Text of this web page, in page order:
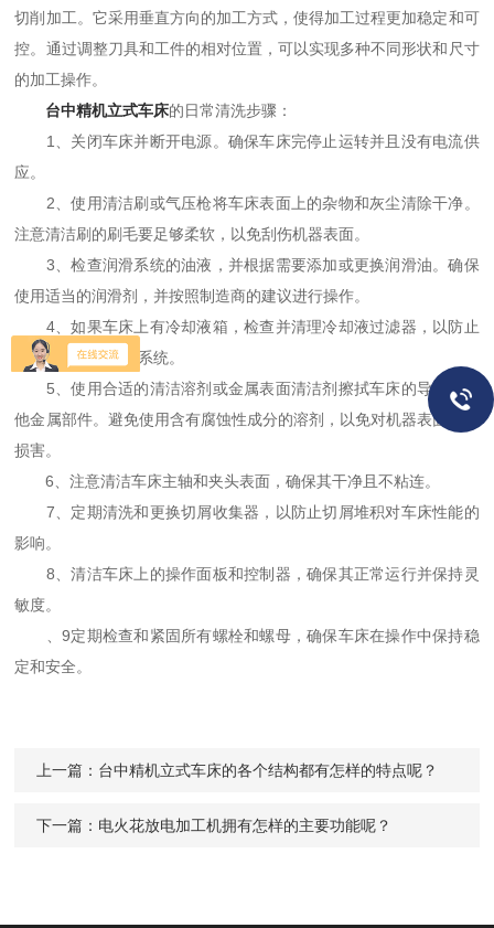
切削加工。它采用垂直方向的加工方式，使得加工过程更加稳定和可
控。通过调整刀具和工件的相对位置，可以实现多种不同形状和尺寸
的加工操作。
台中精机立式车床的日常清洗步骤：
1、关闭车床并断开电源。确保车床完停止运转并且没有电流供
应。
2、使用清洁刷或气压枪将车床表面上的杂物和灰尘清除干净。
注意清洁刷的刷毛要足够柔软，以免刮伤机器表面。
3、检查润滑系统的油液，并根据需要添加或更换润滑油。确保
使用适当的润滑剂，并按照制造商的建议进行操作。
4、如果车床上有冷却液箱，检查并清理冷却液过滤器，以防止
杂质进入液体循环系统。
5、使用合适的清洁溶剂或金属表面清洁剂擦拭车床的导轨和其
他金属部件。避免使用含有腐蚀性成分的溶剂，以免对机器表面产生
损害。
6、注意清洁车床主轴和夹头表面，确保其干净且不粘连。
7、定期清洗和更换切屑收集器，以防止切屑堆积对车床性能的
影响。
8、清洁车床上的操作面板和控制器，确保其正常运行并保持灵
敏度。
、9定期检查和紧固所有螺栓和螺母，确保车床在操作中保持稳
定和安全。
上一篇： 台中精机立式车床的各个结构都有怎样的特点呢？
下一篇： 电火花放电加工机拥有怎样的主要功能呢？